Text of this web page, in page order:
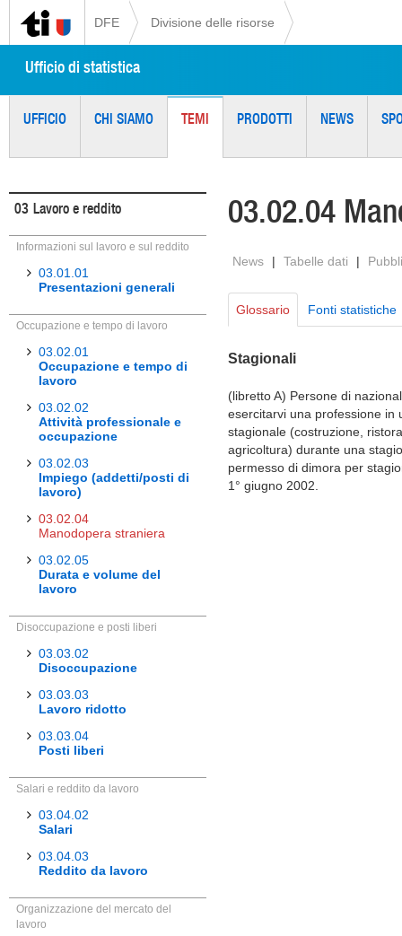
DFE Divisione delle risorse
Ufficio di statistica
UFFICIO CHI SIAMO TEMI PRODOTTI NEWS
03 Lavoro e reddito
Informazioni sul lavoro e sul reddito
03.01.01
Presentazioni generali
Occupazione e tempo di lavoro
03.02.01
Occupazione e tempo di
lavoro
03.02.02
Attività professionale e
occupazione
03.02.03
Impiego (addetti/posti di
lavoro)
03.02.04
Manodopera straniera
03.02.05
Durata e volume del
lavoro
Disoccupazione e posti liberi
03.03.02
Disoccupazione
03.03.03
Lavoro ridotto
03.03.04
Posti liberi
Salari e reddito da lavoro
03.04.02
Salari
03.04.03
Reddito da lavoro
Organizzazione del mercato del
lavoro
03.02.04
News | Tabelle dati |
Glossario Fonti statistiche
Stagionali
(libretto A) Persone di
esercitarvi una professione in
stagionale (costruzione,
agricoltura) durante una
permesso di dimora per
1° giugno 2002.